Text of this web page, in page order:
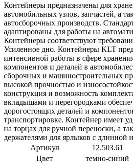
Контейнеры предназначены для
автомобильных узлов, запчастей, а
автосборочных производств.
адаптированы для работы на
Контейнеры соответствуют
Усиленное дно. Контейнеры KLT
интенсивной работы в сфере
компонентов и деталей в
сборочных и машиностроительных
высокой прочностью и
конструкция и возможность
вкладышами и перегородками
дорогостоящих деталей и
транспортировке. Контейнер имеет
на торцах для ручной переноски, а
держателями для ярлыков с длинной
Артикул
12.503.61
Цвет
темно-синий